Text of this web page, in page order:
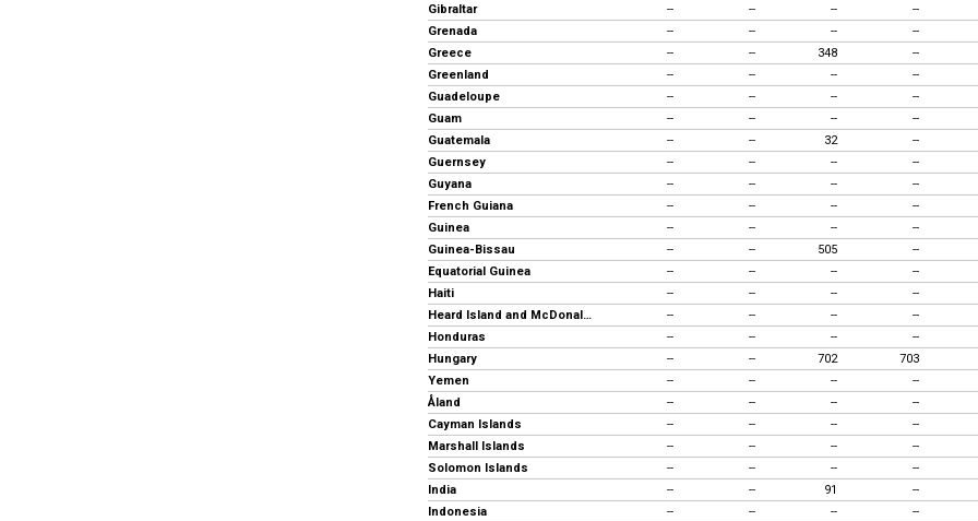
Gibraltar
-- -- -- --
Grenada
-- -- -- --
Greece
-- -- 348 --
Greenland
-- -- -- --
Guadeloupe
-- -- -- --
Guam
-- -- -- --
Guatemala
-- -- 32 --
Guernsey
-- -- -- --
Guyana
-- -- -- --
French Guiana
-- -- -- --
Guinea
-- -- -- --
Guinea-Bissau
-- -- 505 --
Equatorial Guinea
-- -- -- --
Haiti
-- -- -- --
Heard Island and McDonald Islands
-- -- -- --
Honduras
-- -- -- --
Hungary
-- -- 702 703
Yemen
-- -- -- --
Åland
-- -- -- --
Cayman Islands
-- -- -- --
Marshall Islands
-- -- -- --
Solomon Islands
-- -- -- --
India
-- -- 91 --
Indonesia
-- -- -- --